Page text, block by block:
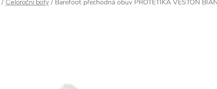
/ Celoroční boty / Barefoot přechodná obuv PROTETIKA VESTON